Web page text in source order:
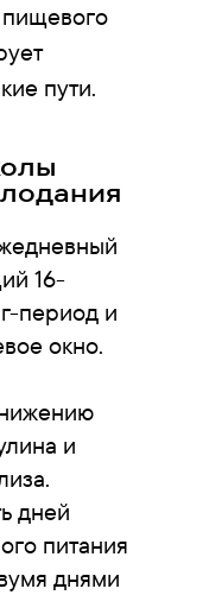
пути.
16-
период и
окно.
и
дней
питания
днями